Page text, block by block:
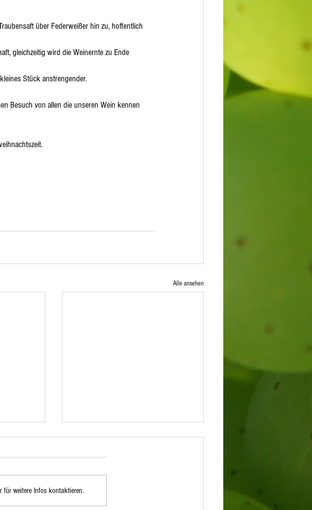
über Federweißer hin zu, hoffentlich
gleichzeitig wird die Weinernte zu Ende
Stück anstrengender.
Besuch von allen die unseren Wein kennen
Alle ansehen
für weitere Infos kontaktieren.